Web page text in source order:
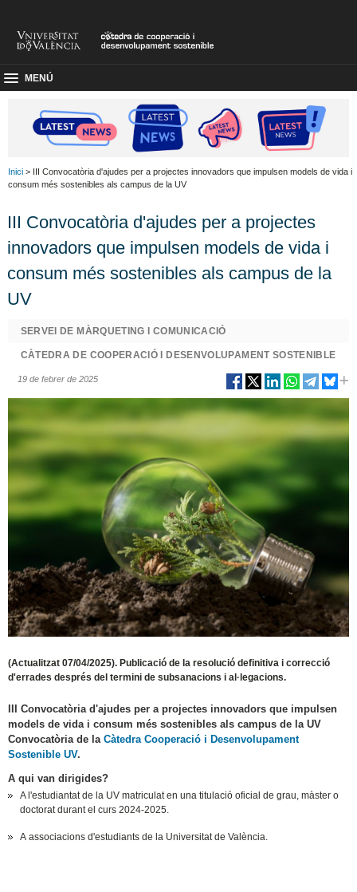
MENÚ
Inici > III Convocatòria d'ajudes per a projectes innovadors que impulsen models de vida i
consum més sostenibles als campus de la UV
III Convocatòria d'ajudes per a projectes
innovadors que impulsen models de vida i
consum més sostenibles als campus de la
UV
SERVEI DE MÀRQUETING I COMUNICACIÓ
CÀTEDRA DE COOPERACIÓ I DESENVOLUPAMENT SOSTENIBLE
19 de febrer de 2025
(Actualitzat 07/04/2025). Publicació de la resolució definitiva i correcció
d'errades després del termini de subsanacions i al·legacions.
III Convocatòria d'ajudes per a projectes innovadors que impulsen
models de vida i consum més sostenibles als campus de la UV
Convocatòria de laCàtedra Cooperació i Desenvolupament
Sostenible UV.
A qui van dirigides?
A l'estudiantat de la UV matriculat en una titulació oficial de grau, màster o
doctorat durant el curs 2024-2025.
A associacions d'estudiants de la Universitat de València.